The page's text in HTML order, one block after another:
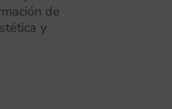
de
y